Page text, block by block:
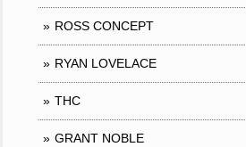
ROSS CONCEPT
RYAN LOVELACE
THC
GRANT NOBLE